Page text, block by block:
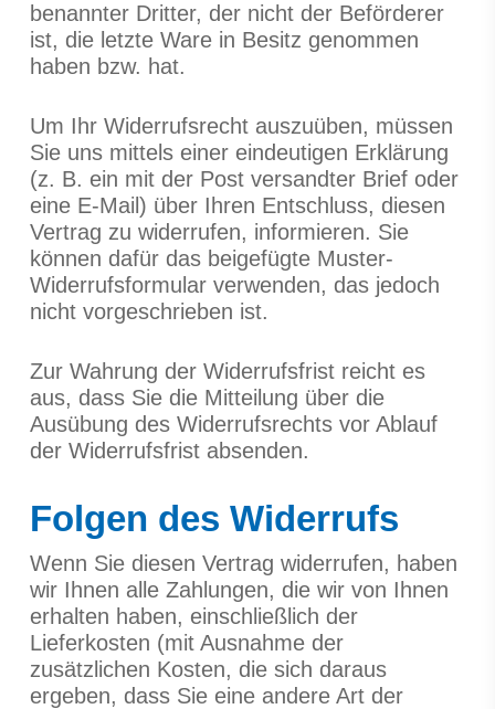
benannter Dritter, der nicht der Beförderer
ist, die letzte Ware in Besitz genommen
haben bzw. hat.
Um Ihr Widerrufsrecht auszuüben, müssen
Sie uns mittels einer eindeutigen Erklärung
(z. B. ein mit der Post versandter Brief oder
eine E-Mail) über Ihren Entschluss, diesen
Vertrag zu widerrufen, informieren. Sie
können dafür das beigefügte Muster-
Widerrufsformular verwenden, das jedoch
nicht vorgeschrieben ist.
Zur Wahrung der Widerrufsfrist reicht es
aus, dass Sie die Mitteilung über die
Ausübung des Widerrufsrechts vor Ablauf
der Widerrufsfrist absenden.
Folgen des Widerrufs
Wenn Sie diesen Vertrag widerrufen, haben
wir Ihnen alle Zahlungen, die wir von Ihnen
erhalten haben, einschließlich der
Lieferkosten (mit Ausnahme der
zusätzlichen Kosten, die sich daraus
ergeben, dass Sie eine andere Art der